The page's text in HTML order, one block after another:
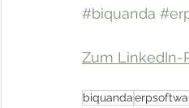
#biquanda
Zum LinkedIn-
biquanda